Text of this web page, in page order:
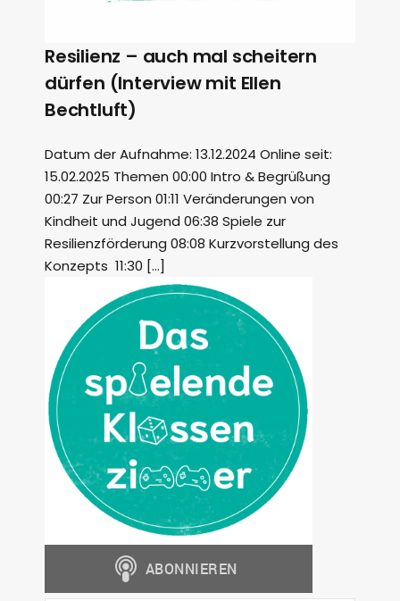
Resilienz – auch mal scheitern
dürfen (Interview mit Ellen
Bechtluft)
Datum der Aufnahme: 13.12.2024 Online seit:
15.02.2025 Themen 00:00 Intro & Begrüßung
00:27 Zur Person 01:11 Veränderungen von
Kindheit und Jugend 06:38 Spiele zur
Resilienzförderung 08:08 Kurzvorstellung des
Konzepts 11:30 […]